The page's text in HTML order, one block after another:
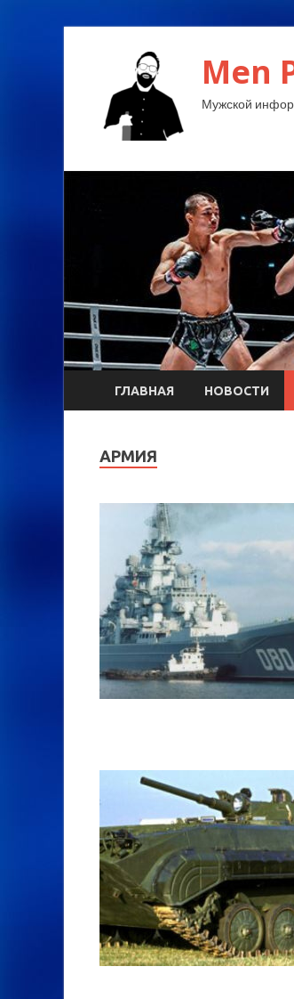
Men
Мужской
ГЛАВНАЯ НОВОСТИ
АРМИЯ